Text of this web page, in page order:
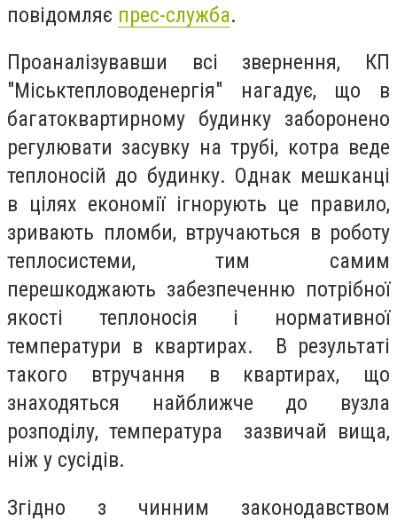
повідомляє прес-служба.
Проаналізувавши всі звернення, КП
"Міськтепловоденергія" нагадує, що в
багатоквартирному будинку заборонено
регулювати засувку на трубі, котра веде
теплоносій до будинку. Однак мешканці
в цілях економії ігнорують це правило,
зривають пломби, втручаються в роботу
теплосистеми, тим самим
перешкоджають забезпеченню потрібної
якості теплоносія і нормативної
температури в квартирах. В результаті
такого втручання в квартирах, що
знаходяться найближче до вузла
розподілу, температура зазвичай вища,
ніж у сусідів.
Згідно з чинним законодавством